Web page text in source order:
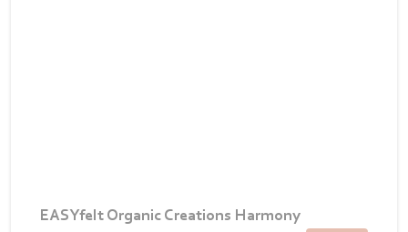
EASYfelt Organic Creations Harmony